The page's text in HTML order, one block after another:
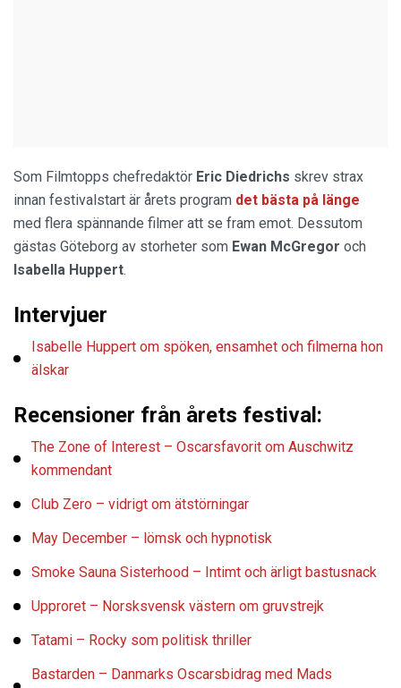
Som Filmtopps chefredaktör Eric Diedrichs skrev strax
innan festivalstart är årets program det bästa på länge
med flera spännande filmer att se fram emot. Dessutom
gästas Göteborg av storheter som Ewan McGregor och
Isabella Huppert.
Intervjuer
Isabelle Huppert om spöken, ensamhet och filmerna hon
älskar
Recensioner från årets festival:
The Zone of Interest – Oscarsfavorit om Auschwitz
kommendant
Club Zero – vidrigt om ätstörningar
May December – lömsk och hypnotisk
Smoke Sauna Sisterhood – Intimt och ärligt bastusnack
Upproret – Norsksvensk västern om gruvstrejk
Tatami – Rocky som politisk thriller
Bastarden – Danmarks Oscarsbidrag med Mads